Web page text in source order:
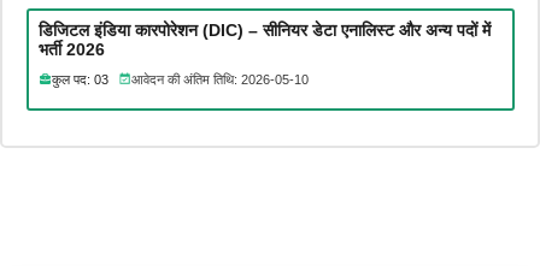
डिजिटल इंडिया कारपोरेशन (DIC) – सीनियर डेटा एनालिस्ट और अन्य पदों में
भर्ती 2026
कुल पद: 03 आवेदन की अंतिम तिथि: 2026-05-10